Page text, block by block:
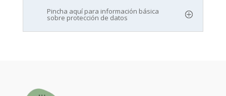
Pincha aquí para información básica
sobre protección de datos